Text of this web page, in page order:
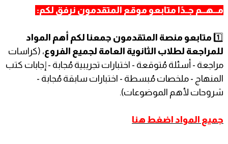
مـــهـــم جــدًا متابعو موقع المتقدمون نرفق لكم:
1️⃣ متابعو منصة المتقدمون جمعنا لكم أهم المواد
للمراجعة لطلاب الثانوية العامة لجميع الفروع، (كراسات
مراجعة - أسئلة مُتوقعة - اختبارات تجريبية مُجابة - إجابات كتب
المنهاج - ملخصات مُبسطة - اختبارات سابقة مُجابة -
شروحات لأهم الموضوعات).
جميع المواد اضغط هنا